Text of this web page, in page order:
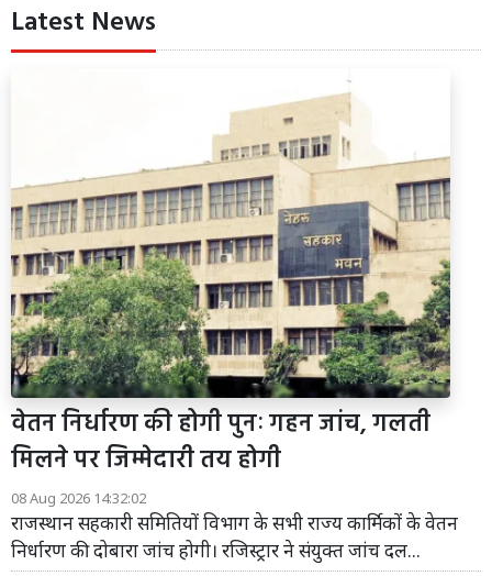
Latest News
वेतन निर्धारण की होगी पुनः गहन जांच, गलती
मिलने पर जिम्मेदारी तय होगी
08 Aug 2026 14:32:02
राजस्थान सहकारी समितियों विभाग के सभी राज्य कार्मिकों के वेतन
निर्धारण की दोबारा जांच होगी। रजिस्ट्रार ने संयुक्त जांच दल...